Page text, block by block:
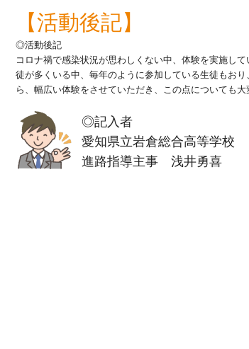
【活動後記】
◎活動後記
コロナ禍で感染状況が思わしくない中、体験を実施し
徒が多くいる中、毎年のように参加している生徒もお
ら、幅広い体験をさせていただき、この点についても大
◎記入者
愛知県立岩倉総合高等学校
進路指導主事 浅井勇喜